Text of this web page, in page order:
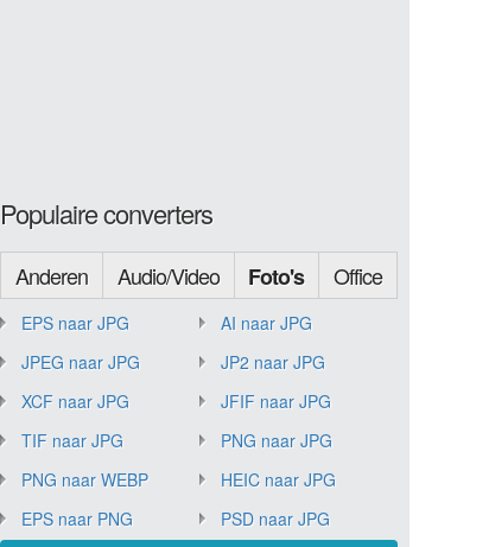
Populaire converters
Anderen Audio/Video Foto's Office
EPS naar JPG
AI naar JPG
JPEG naar JPG
JP2 naar JPG
XCF naar JPG
JFIF naar JPG
TIF naar JPG
PNG naar JPG
PNG naar WEBP
HEIC naar JPG
EPS naar PNG
PSD naar JPG